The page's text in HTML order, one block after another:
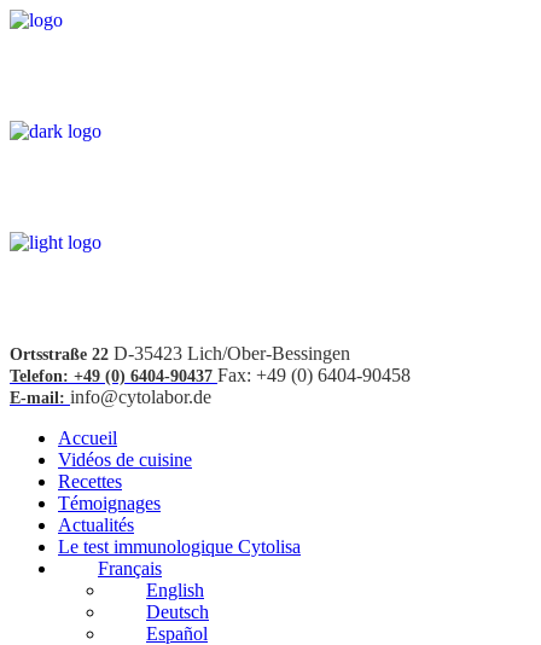
Ortsstraße 22 D-35423 Lich/Ober-Bessingen
Telefon: +49 (0) 6404-90437 Fax: +49 (0) 6404-90458
E-mail: info@cytolabor.de
Accueil
Vidéos de cuisine
Recettes
Témoignages
Actualités
Le test immunologique Cytolisa
Français
English
Deutsch
Español